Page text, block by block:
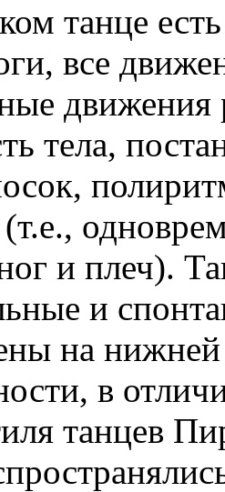
танце
все
движения
тела,
(т.е.,
и плеч).
и
на
в
танцев